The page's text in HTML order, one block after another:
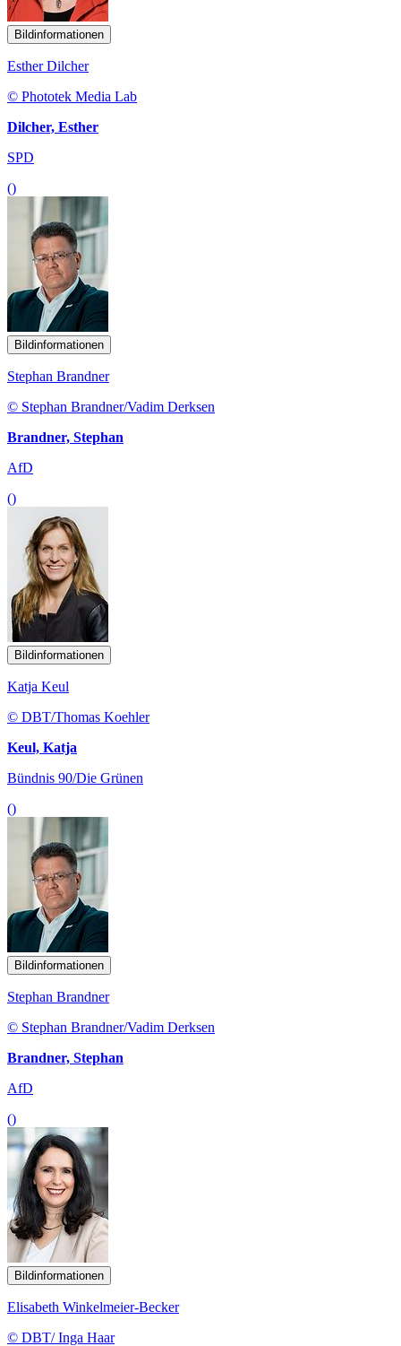
Bildinformationen
Esther Dilcher
© Phototek Media Lab
Dilcher, Esther
SPD
()
Bildinformationen
Stephan Brandner
© Stephan Brandner/Vadim Derksen
Brandner, Stephan
AfD
()
Bildinformationen
Katja Keul
© DBT/Thomas Koehler
Keul, Katja
Bündnis 90/Die Grünen
()
Bildinformationen
Stephan Brandner
© Stephan Brandner/Vadim Derksen
Brandner, Stephan
AfD
()
Bildinformationen
Elisabeth Winkelmeier-Becker
© DBT/ Inga Haar